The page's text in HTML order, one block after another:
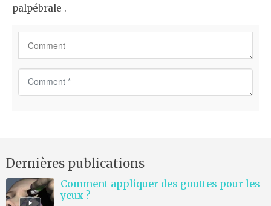
palpébrale .
t
*
Dernières publications
Comment appliquer des gouttes pour les
yeux ?